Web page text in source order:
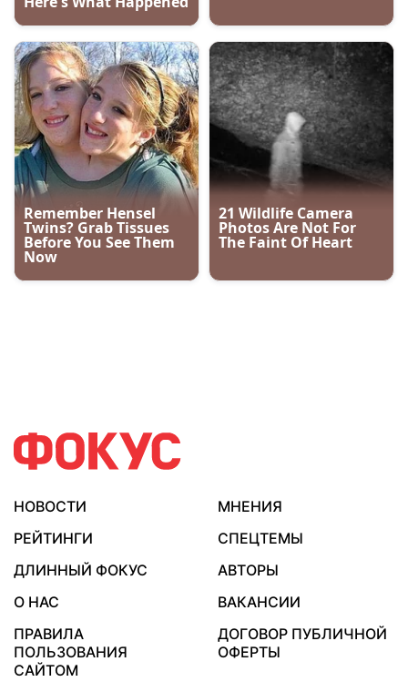
НОВОСТИ
МНЕНИЯ
РЕЙТИНГИ
СПЕЦТЕМЫ
ДЛИННЫЙ ФОКУС
АВТОРЫ
О НАС
ВАКАНСИИ
ПРАВИЛА
ПОЛЬЗОВАНИЯ
САЙТОМ
ДОГОВОР ПУБЛИЧНОЙ
ОФЕРТЫ